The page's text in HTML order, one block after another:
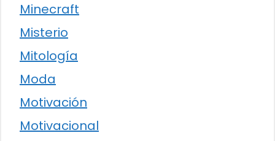
Minecraft
Misterio
Mitología
Moda
Motivación
Motivacional